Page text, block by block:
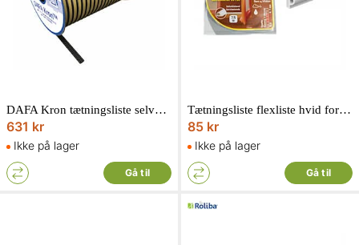
DAFA Kron tætningsliste selvklæbende 3 x 9 mm 150 meter
631 kr
Ikke på lager
Gå til
Tætningsliste flexliste hvid form P selvklæbendedækker 3-5 mm. 7,5 meter lang
85 kr
Ikke på lager
Gå til